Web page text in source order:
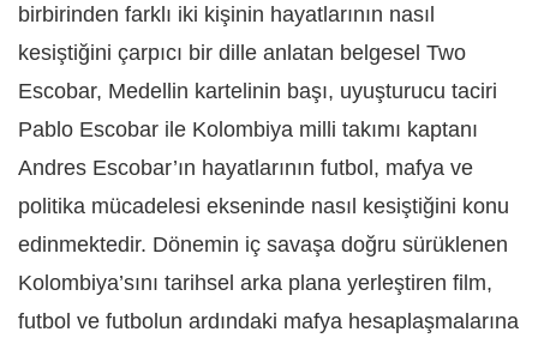
birbirinden farklı iki kişinin hayatlarının nasıl
kesiştiğini çarpıcı bir dille anlatan belgesel Two
Escobar, Medellin kartelinin başı, uyuşturucu taciri
Pablo Escobar ile Kolombiya milli takımı kaptanı
Andres Escobar’ın hayatlarının futbol, mafya ve
politika mücadelesi ekseninde nasıl kesiştiğini konu
edinmektedir. Dönemin iç savaşa doğru sürüklenen
Kolombiya’sını tarihsel arka plana yerleştiren film,
futbol ve futbolun ardındaki mafya hesaplaşmalarına